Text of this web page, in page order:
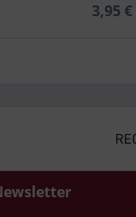
3,95